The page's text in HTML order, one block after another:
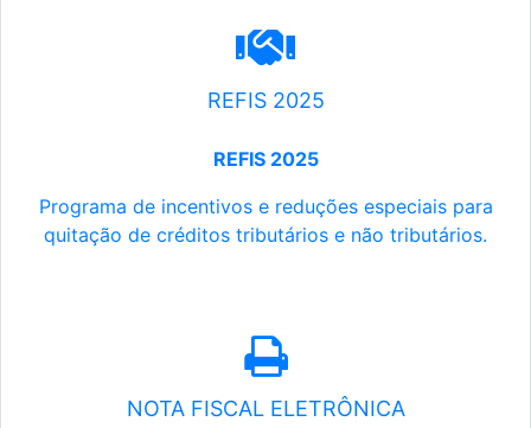
REFIS 2025
REFIS 2025
Programa de incentivos e reduções especiais para
quitação de créditos tributários e não tributários.
NOTA FISCAL ELETRÔNICA